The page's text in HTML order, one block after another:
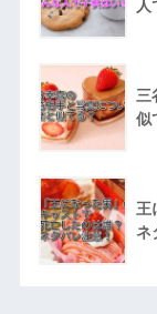
人
三
似
王
ネ